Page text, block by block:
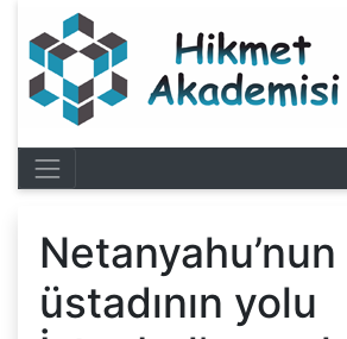
Netanyahu’nun
üstadının yolu